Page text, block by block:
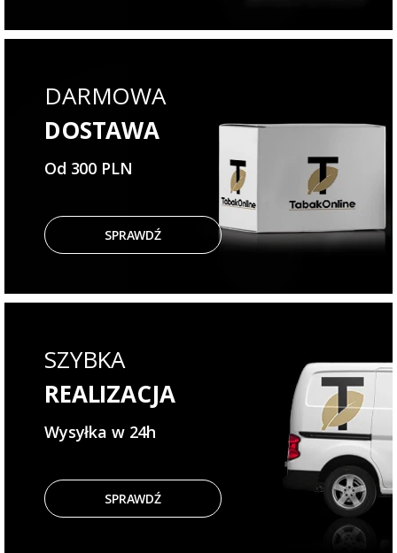
DARMOWA
DOSTAWA
Od 300 PLN
SPRAWDŹ
SZYBKA
REALIZACJA
Wysyłka w 24h
SPRAWDŹ